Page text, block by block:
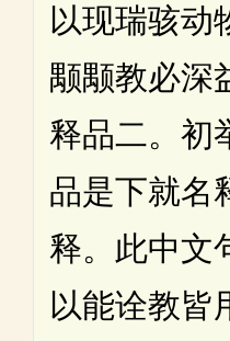
以现瑞骇动
颙颙教必深
释品二。初
品是下就名
释。此中文
以能诠教皆